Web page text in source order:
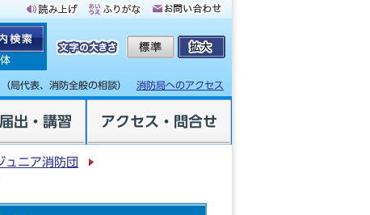
（局代表、消防全般の相談） 消防局へのアクセス
出・講習 アクセス・問合せ
ュニア消防団